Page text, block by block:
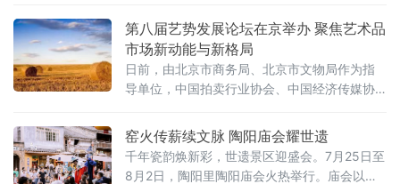
构社会责任，近期，四川天府银行成都分行全
面启动夏日送清凉系列普惠公益行动，通过设
立户外劳动者清凉驿站、深入一线走访慰问等
多种形式，为户外一线工作者送去防暑保障与
关怀。
第八届艺势发展论坛在京举办 聚焦艺术品
市场新动能与新格局
日前，由北京市商务局、北京市文物局作为指
导单位，中国拍卖行业协会、中国经济传媒协
术品商会作为支持单位，北京商报社与北京拍
卖行业协会联合主办的第八届艺势发展论坛暨
艺术市场价值榜在京落下帷幕。
窑火传薪续文脉 陶阳庙会耀世遗
千年瓷韵焕新彩，世遗景区迎盛会。7月25日至
8月2日，陶阳里陶阳庙会火热举行。庙会以匠